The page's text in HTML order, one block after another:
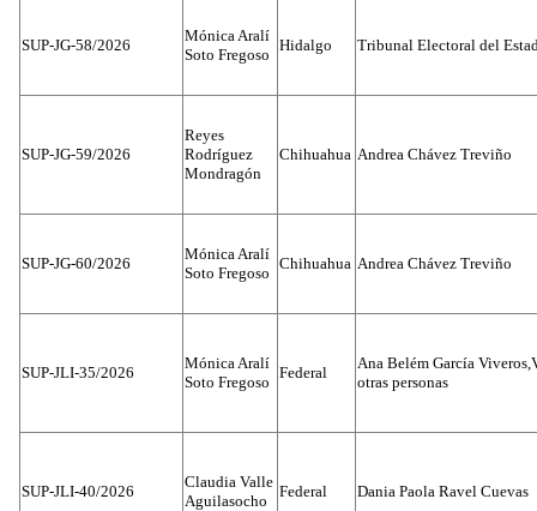
SUP-JG-58/2026
Mónica Aralí
Soto Fregoso
Hidalgo Tribunal Electoral del
SUP-JG-59/2026
Reyes
Rodríguez
Mondragón
Chihuahua Andrea Chávez Treviño
SUP-JG-60/2026
Mónica Aralí
Soto Fregoso
Chihuahua Andrea Chávez Treviño
SUP-JLI-35/2026
Mónica Aralí
Soto Fregoso
Federal
Ana Belém García
otras personas
SUP-JLI-40/2026
Claudia Valle
Aguilasocho
Federal Dania Paola Ravel Cuevas